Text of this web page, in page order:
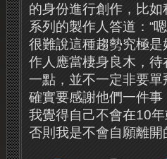
的身份進行創作，比如
系列的製作人答道：“
很難說這種趨勢究極
作人應當棲身良木，
一點，並不一定非要單
確實要感謝他們一件
我覺得自己不會在10
否則我是不會自願離開